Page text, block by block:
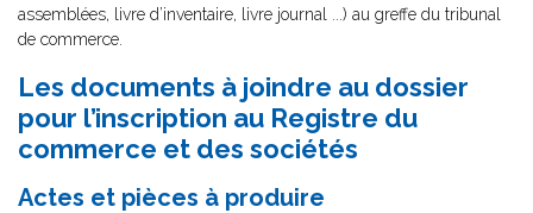
assemblées, livre d’inventaire, livre journal ...) au greffe du tribunal
de commerce.
Les documents à joindre au dossier
pour l’inscription au Registre du
commerce et des sociétés
Actes et pièces à produire